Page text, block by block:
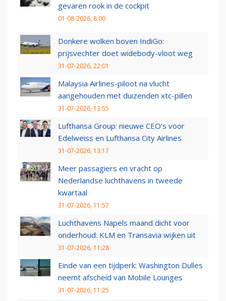
gevaren rook in de cockpit
01-08-2026, 8:00
Donkere wolken boven IndiGo:
prijsvechter doet widebody-vloot weg
31-07-2026, 22:01
Malaysia Airlines-piloot na vlucht
aangehouden met duizenden xtc-pillen
31-07-2026, 13:55
Lufthansa Group: nieuwe CEO’s voor
Edelweiss en Lufthansa City Airlines
31-07-2026, 13:17
Meer passagiers en vracht op
Nederlandse luchthavens in tweede
kwartaal
31-07-2026, 11:57
Luchthavens Napels maand dicht voor
onderhoud: KLM en Transavia wijken uit
31-07-2026, 11:28
Einde van een tijdperk: Washington Dulles
neemt afscheid van Mobile Lounges
31-07-2026, 11:25